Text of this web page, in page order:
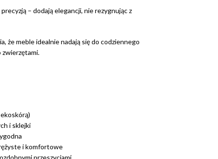
– dodają elegancji, nie rezygnując z
że meble idealnie nadają się do codziennego
zwierzętami.
i sklejki
i komfortowe
przeszyciami